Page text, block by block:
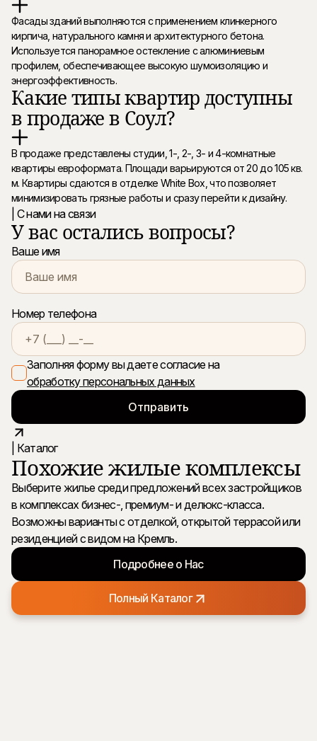
Фасады зданий выполняются с применением клинкерного
кирпича, натурального камня и архитектурного бетона.
Используется панорамное остекление с алюминиевым
профилем, обеспечивающее высокую шумоизоляцию и
энергоэффективность.
Какие типы квартир доступны
в продаже в Соул?
В продаже представлены студии, 1-, 2-, 3- и 4-комнатные
квартиры евроформата. Площади варьируются от 20 до 105 кв.
м. Квартиры сдаются в отделке White Box, что позволяет
минимизировать грязные работы и сразу перейти к дизайну.
| С нами на связи
У вас остались вопросы?
Ваше имя
Номер телефона
Заполняя форму вы даете согласие на
обработку персональных данных
| Каталог
Похожие жилые комплексы
Выберите жилье среди предложений всех застройщиков
в комплексах бизнес-, премиум- и делюкс-класса.
Возможны варианты с отделкой, открытой террасой или
резиденцией с видом на Кремль.
Подробнее о Нас
Полный Каталог